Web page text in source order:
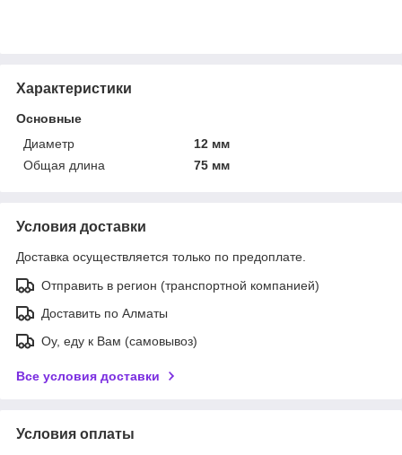
Характеристики
Основные
Диаметр
12 мм
Общая длина
75 мм
Условия доставки
Доставка осуществляется только по предоплате.
Отправить в регион (транспортной компанией)
Доставить по Алматы
Оу, еду к Вам (самовывоз)
Все условия доставки
Условия оплаты